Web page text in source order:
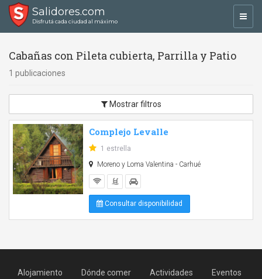
Salidores.com
Disfrutá cada ciudad al máximo
Cabañas con Pileta cubierta, Parrilla y Patio
1 publicaciones
Mostrar filtros
Complejo Levalle
1 estrella
Moreno y Loma Valentina - Carhué
Consultar disponibilidad
Alojamiento Dónde comer Actividades Eventos